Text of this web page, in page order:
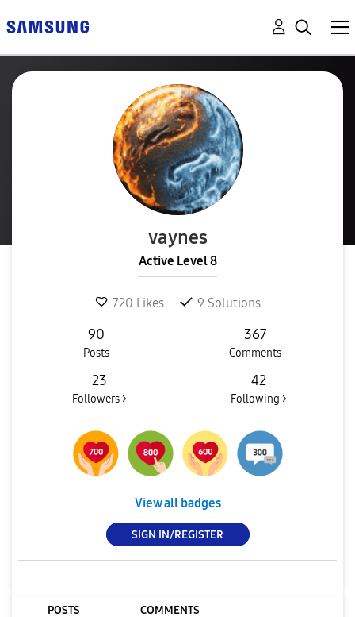
vaynes
Active Level 8
720 Likes 9 Solutions
90
Posts
367
Comments
23
Followers >
42
Following >
View all badges
SIGN IN/REGISTER
POSTS COMMENTS